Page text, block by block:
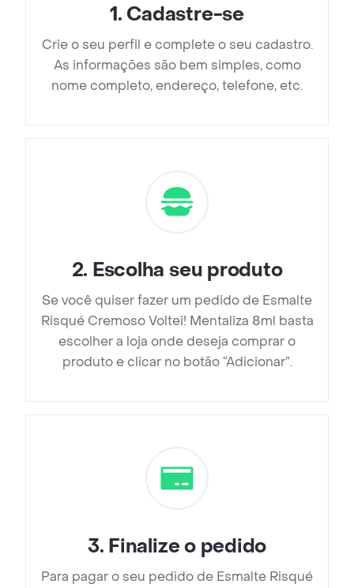
1. Cadastre-se
Crie o seu perfil e complete o seu cadastro.
As informações são bem simples, como
nome completo, endereço, telefone, etc.
2. Escolha seu produto
Se você quiser fazer um pedido de Esmalte
Risqué Cremoso Voltei! Mentaliza 8ml basta
escolher a loja onde deseja comprar o
produto e clicar no botão “Adicionar”.
3. Finalize o pedido
Para pagar o seu pedido de Esmalte Risqué